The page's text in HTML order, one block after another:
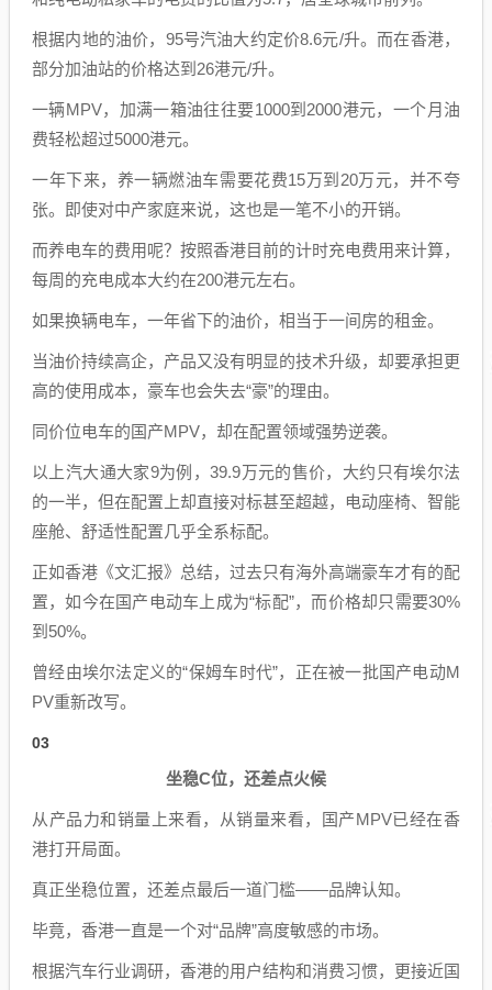
根据内地的油价，95号汽油大约定价8.6元/升。而在香港，
部分加油站的价格达到26港元/升。
一辆MPV，加满一箱油往往要1000到2000港元，一个月油
费轻松超过5000港元。
一年下来，养一辆燃油车需要花费15万到20万元，并不夸
张。即使对中产家庭来说，这也是一笔不小的开销。
而养电车的费用呢？按照香港目前的计时充电费用来计算，
每周的充电成本大约在200港元左右。
如果换辆电车，一年省下的油价，相当于一间房的租金。
当油价持续高企，产品又没有明显的技术升级，却要承担更
高的使用成本，豪车也会失去“豪”的理由。
同价位电车的国产MPV，却在配置领域强势逆袭。
以上汽大通大家9为例，39.9万元的售价，大约只有埃尔法
的一半，但在配置上却直接对标甚至超越，电动座椅、智能
座舱、舒适性配置几乎全系标配。
正如香港《文汇报》总结，过去只有海外高端豪车才有的配
置，如今在国产电动车上成为“标配”，而价格却只需要30%
到50%。
曾经由埃尔法定义的“保姆车时代”，正在被一批国产电动M
PV重新改写。
03
坐稳C位，还差点火候
从产品力和销量上来看，从销量来看，国产MPV已经在香
港打开局面。
真正坐稳位置，还差点最后一道门槛——品牌认知。
毕竟，香港一直是一个对“品牌”高度敏感的市场。
根据汽车行业调研，香港的用户结构和消费习惯，更接近国